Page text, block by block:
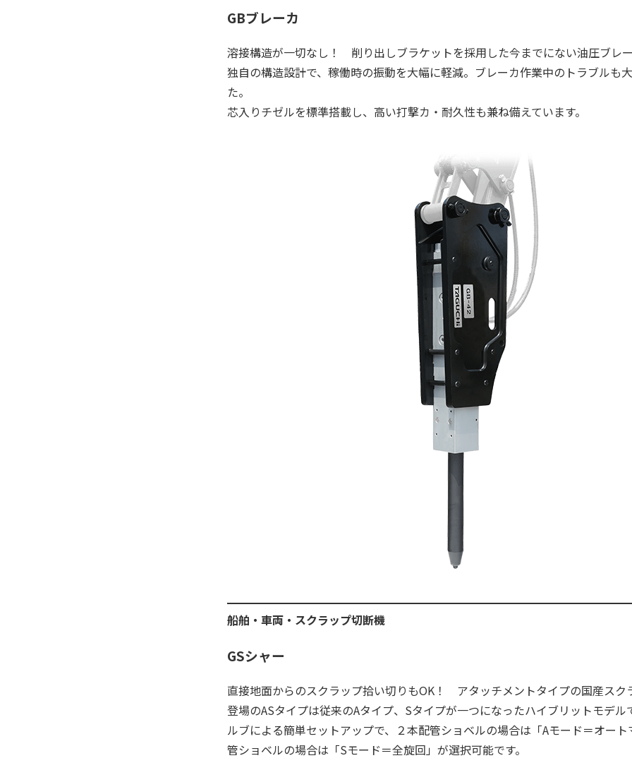
GBブレーカ
溶接構造が一切なし！ 削り出しブラケットを採用した今までにない油圧ブレー
独自の構造設計で、稼働時の振動を大幅に軽減。ブレーカ作業中のトラブルも
た。
芯入りチゼルを標準搭載し、高い打撃カ・耐久性も兼ね備えています。
船舶・車両・スクラップ切断機
GSシャー
直接地面からのスクラップ拾い切りもOK！ アタッチメントタイプの国産スク
登場のASタイプは従来のAタイプ、Sタイプが一つになったハイブリットモデル
ルブによる簡単セットアップで、２本配管ショベルの場合は「Aモード＝オー
管ショベルの場合は「Sモード＝全旋回」が選択可能です。